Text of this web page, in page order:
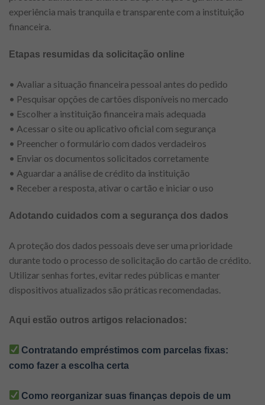
experiência mais tranquila e transparente com a instituição
financeira.
Etapas resumidas da solicitação online
• Avaliar a situação financeira pessoal antes do pedido
• Pesquisar opções de cartões disponíveis no mercado
• Escolher a instituição financeira mais adequada
• Acessar o site ou aplicativo oficial com segurança
• Preencher o formulário com dados verdadeiros
• Enviar os documentos solicitados corretamente
• Aguardar a análise de crédito da instituição
• Receber a resposta, ativar o cartão e iniciar o uso
Adotando cuidados com a segurança dos dados
A proteção dos dados pessoais deve ser uma prioridade
durante todo o processo de solicitação do cartão de crédito.
Utilizar senhas fortes, evitar redes públicas e manter
dispositivos atualizados são práticas recomendadas.
Aqui estão outros artigos relacionados:
Contratando empréstimos com parcelas fixas:
como fazer a escolha certa
Como reorganizar suas finanças depois de um